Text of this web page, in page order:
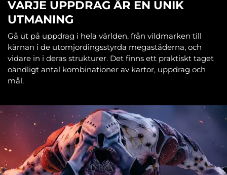
VARJE UPPDRAG ÄR EN UNIK
UTMANING
Gå ut på uppdrag i hela världen, från vildmarken till
kärnan i de utomjordingsstyrda megastäderna, och
vidare in i deras strukturer. Det finns ett praktiskt taget
oändligt antal kombinationer av kartor, uppdrag och
mål.